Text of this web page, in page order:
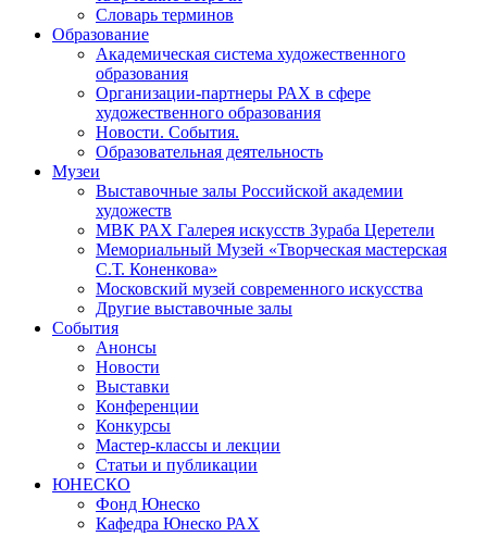
Словарь терминов
Образование
Академическая система художественного
образования
Организации-партнеры РАХ в сфере
художественного образования
Новости. События.
Образовательная деятельность
Музеи
Выставочные залы Российской академии
художеств
МВК РАХ Галерея искусств Зураба Церетели
Мемориальный Музей «Творческая мастерская
С.Т. Коненкова»
Московский музей современного искусства
Другие выставочные залы
События
Анонсы
Новости
Выставки
Конференции
Конкурсы
Мастер-классы и лекции
Статьи и публикации
ЮНЕСКО
Фонд Юнеско
Кафедра Юнеско РАХ